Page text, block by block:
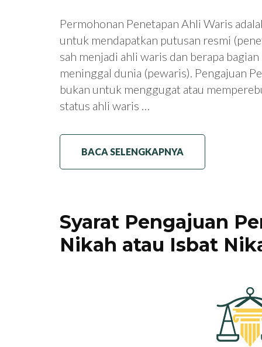
Permohonan Penetapan Ahli Waris
untuk mendapatkan putusan resmi
sah menjadi ahli waris dan berapa
meninggal dunia (pewaris). Pengajuan
bukan untuk menggugat atau
status ahli waris …
BACA SELENGKAPNYA
Syarat Pengajuan
Nikah atau Isbat